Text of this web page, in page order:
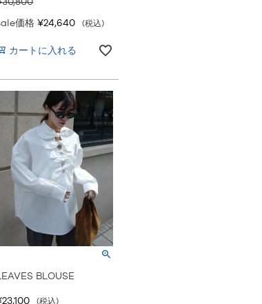
価格 ¥24,640 税込
カートに入れる
BLOUSE
23,100 税込